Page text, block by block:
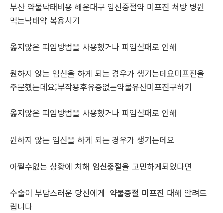
부산 약물낙태비용 해운대구 임신중절약 미프진 처방 병원
먹는낙­태약 복용시기
옳지않은 피임방법을 사용했거나 피임실패로 인해
원하지 않는 임신을 하게 되는 경우가 생기는데요미프진을
주문했는데요;부작용후유증없는약물유산미프진구하기
옳지않은 피임방법을 사용했거나 피임실패로 인해
원하지 않는 임신을 하게 되는 경우가 생기는데요
어쩔수없는 상황에 처해 임신중절을 고민하게되었다면
수술이 부담스러운 당신에게 약물중절 미프진 대해 알려드
립니다